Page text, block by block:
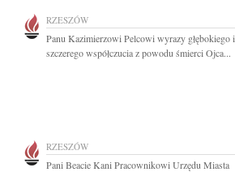
RZESZÓW
Panu Kazimierzowi Pelcowi wyrazy głębokiego i
szczerego współczucia z powodu śmierci Ojca...
RZESZÓW
Pani Beacie Kani Pracownikowi Urzędu Miasta